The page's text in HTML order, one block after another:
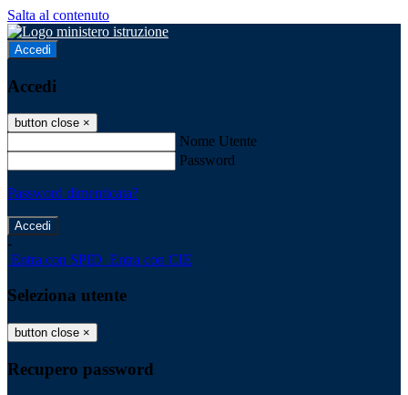
Salta al contenuto
Accedi
Accedi
button close ×
Nome Utente
Password
Password dimenticata?
-
Entra con SPID Entra con CIE
Seleziona utente
button close ×
Recupero password